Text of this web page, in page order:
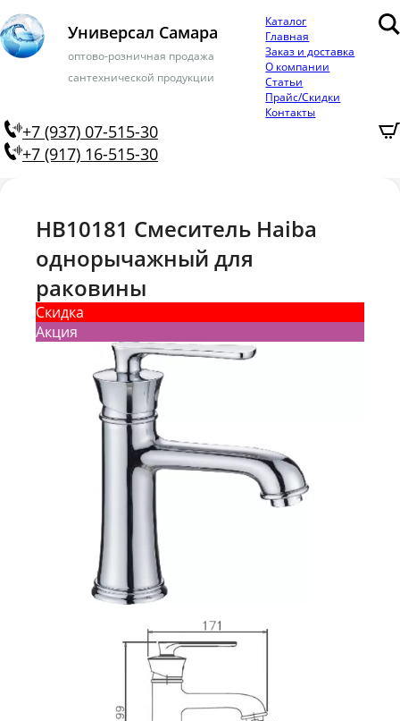
Универсал Самара
оптово-розничная продажа
сантехнической продукции
Каталог
Главная
Заказ и доставка
О компании
Статьи
Прайс/Скидки
Контакты
+7 (937) 07-515-30
+7 (917) 16-515-30
HB10181 Смеситель Haiba
однорычажный для
раковины
Скидка
Акция